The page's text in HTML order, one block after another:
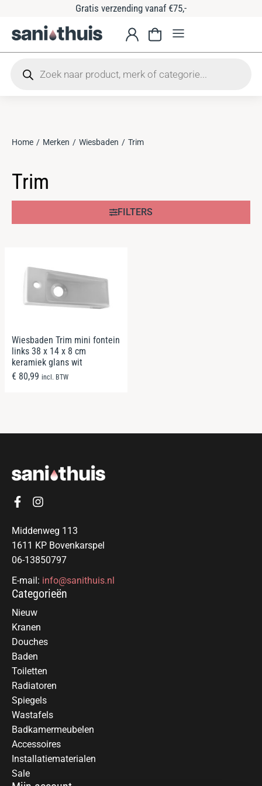
Gratis verzending vanaf €75,-
Je bent hier:
Home Merken Wiesbaden Trim
Trim
FILTERS
Wiesbaden Trim mini fontein
links 38 x 14 x 8 cm
keramiek glans wit
€ 80,99 incl. BTW
Middenweg 113
1611 KP Bovenkarspel
06-13850797
E-mail: info@sanithuis.nl
Categorieën
Nieuw
Kranen
Douches
Baden
Toiletten
Radiatoren
Spiegels
Wastafels
Badkamermeubelen
Accessoires
Installatiematerialen
Sale